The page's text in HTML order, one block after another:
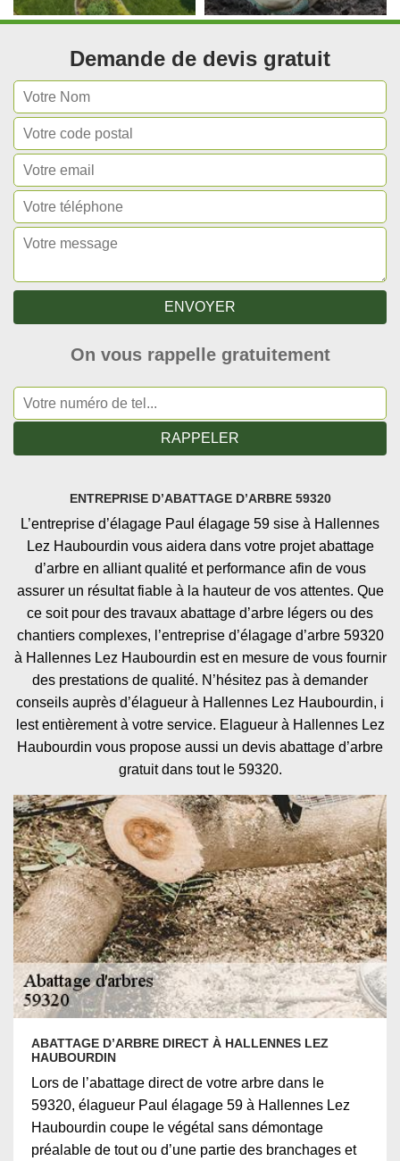
Demande de devis gratuit
On vous rappelle gratuitement
ENTREPRISE D’ABATTAGE D’ARBRE 59320
L’entreprise d’élagage Paul élagage 59 sise à Hallennes
Lez Haubourdin vous aidera dans votre projet abattage
d’arbre en alliant qualité et performance afin de vous
assurer un résultat fiable à la hauteur de vos attentes. Que
ce soit pour des travaux abattage d’arbre légers ou des
chantiers complexes, l’entreprise d’élagage d’arbre 59320
à Hallennes Lez Haubourdin est en mesure de vous fournir
des prestations de qualité. N’hésitez pas à demander
conseils auprès d’élagueur à Hallennes Lez Haubourdin, i
lest entièrement à votre service. Elagueur à Hallennes Lez
Haubourdin vous propose aussi un devis abattage d’arbre
gratuit dans tout le 59320.
ABATTAGE D’ARBRE DIRECT À HALLENNES LEZ
HAUBOURDIN
Lors de l’abattage direct de votre arbre dans le
59320, élagueur Paul élagage 59 à Hallennes Lez
Haubourdin coupe le végétal sans démontage
préalable de tout ou d’une partie des branchages et